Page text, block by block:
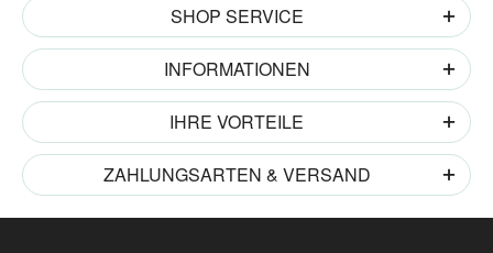
SHOP SERVICE
INFORMATIONEN
IHRE VORTEILE
ZAHLUNGSARTEN & VERSAND